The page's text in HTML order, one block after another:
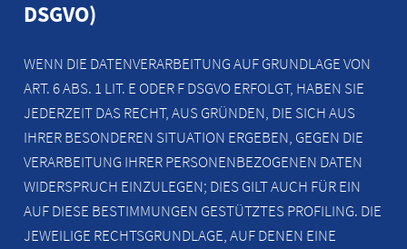
DSGVO)
WENN DIE DATENVERARBEITUNG AUF GRUNDLAGE VON
ART. 6 ABS. 1 LIT. E ODER F DSGVO ERFOLGT, HABEN SIE
JEDERZEIT DAS RECHT, AUS GRÜNDEN, DIE SICH AUS
IHRER BESONDEREN SITUATION ERGEBEN, GEGEN DIE
VERARBEITUNG IHRER PERSONENBEZOGENEN DATEN
WIDERSPRUCH EINZULEGEN; DIES GILT AUCH FÜR EIN
AUF DIESE BESTIMMUNGEN GESTÜTZTES PROFILING. DIE
JEWEILIGE RECHTSGRUNDLAGE, AUF DENEN EINE